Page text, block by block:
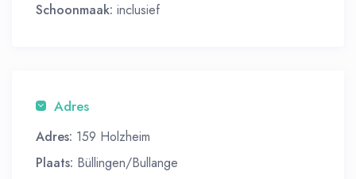
Schoonmaak: inclusief
Adres
Adres: 159 Holzheim
Plaats: Büllingen/Bullange